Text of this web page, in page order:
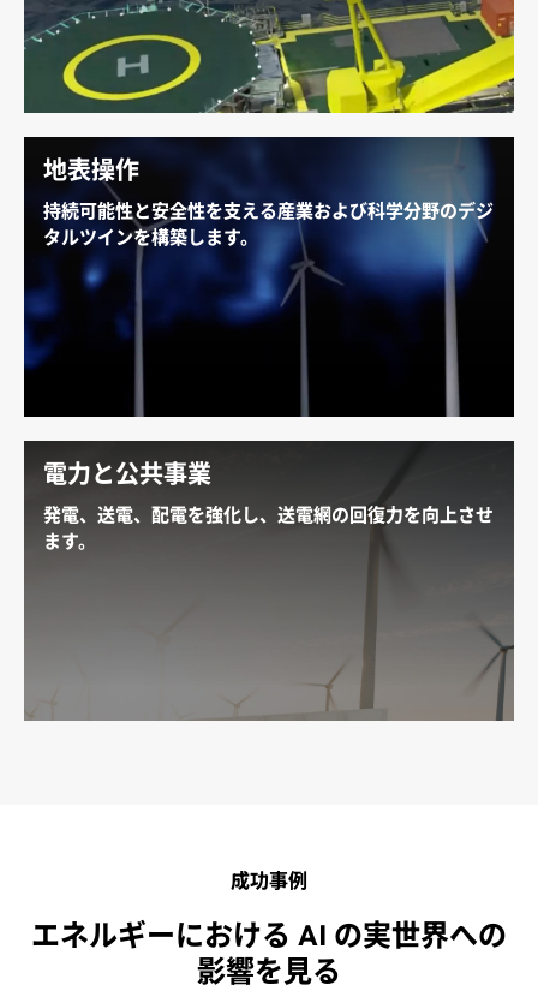
高速化や、パイプラインの監視の強化、作業者の健康
と安全の保護、そして排出量と環境への影響を削減し
ているかをご紹介します。
地表操作
持続可能性と安全性を支える産業および科学分野のデジ
タルツインを構築します。
物理的に正確な産業 デジタル ツインの開発、再生可能
エネルギー生成の拡張、気候や天候のシミュレーショ
ン、計算流体力学 (CFD) ワークロードの高速化、産業
現場の効率の最適化に、AI がどのように活用されてい
地表ソリューションを探る
電力と公共事業
発電、送電、配電を強化し、送電網の回復力を向上させ
ます。
ンタクトセンターの仮想アシスタントなど、ソフトウ
ェアデファインドのスマート グリッドの未来を探求し
成功事例
エネルギーにおける AI の実世界への
影響を見る